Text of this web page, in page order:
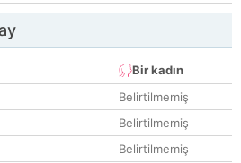
Bir kadın
Belirtilmemiş
Belirtilmemiş
Belirtilmemiş